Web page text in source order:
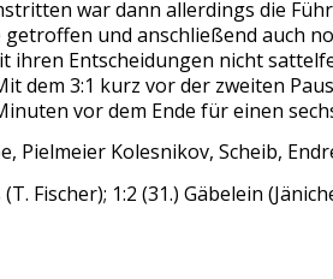
war dann allerdings die
und anschließend auch
Entscheidungen nicht
dem 3:1 kurz vor der zweiten
vor dem Ende für einen
Pielmeier Kolesnikov, Scheib,
Fischer); 1:2 (31.) Gäbelein